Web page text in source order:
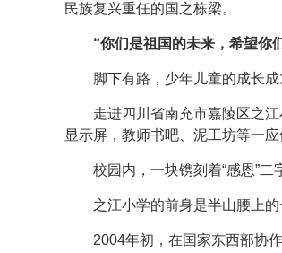
民族复兴重任的国之栋梁。
“你们是祖国的未来，希望你
脚下有路，少年儿童的成长
走进四川省南充市嘉陵区之
显示屏，教师书吧、泥工坊等一应
校园内，一块镌刻着“感恩”二
之江小学的前身是半山腰上
2004年初，在国家东西部协